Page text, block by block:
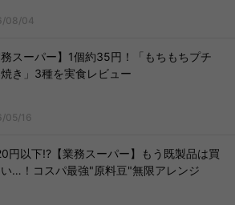
08/04
務スーパー】1個約35円！「もちもちプチ
き」3種を実食レビュー
05/16
円以下!?【業務スーパー】もう既製品は買
い…！コスパ最強"原料豆"無限アレンジ